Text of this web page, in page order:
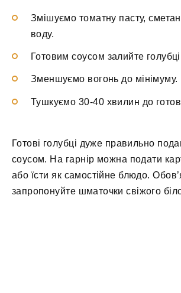
Змішуємо томатну пасту,
воду.
Готовим соусом залийте
Зменшуємо вогонь до мінімуму.
Тушкуємо 30-40 хвилин до
Готові голубці дуже правильно
соусом. На гарнір можна подати
або їсти як самостійне блюдо.
запропонуйте шматочки свіжого